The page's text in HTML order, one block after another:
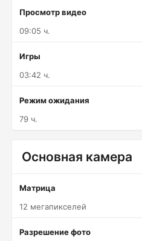
Просмотр видео
09:05 ч.
Игры
03:42 ч.
Режим ожидания
79 ч.
Основная камера
Матрица
12 мегапикселей
Разрешение фото